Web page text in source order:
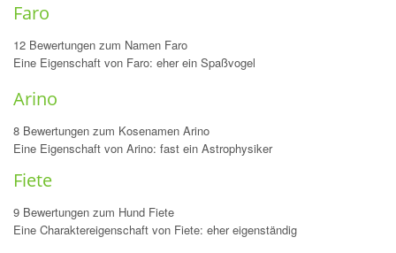
Faro
12 Bewertungen zum Namen Faro
Eine Eigenschaft von Faro: eher ein Spaßvogel
Arino
8 Bewertungen zum Kosenamen Arino
Eine Eigenschaft von Arino: fast ein Astrophysiker
Fiete
9 Bewertungen zum Hund Fiete
Eine Charaktereigenschaft von Fiete: eher eigenständig